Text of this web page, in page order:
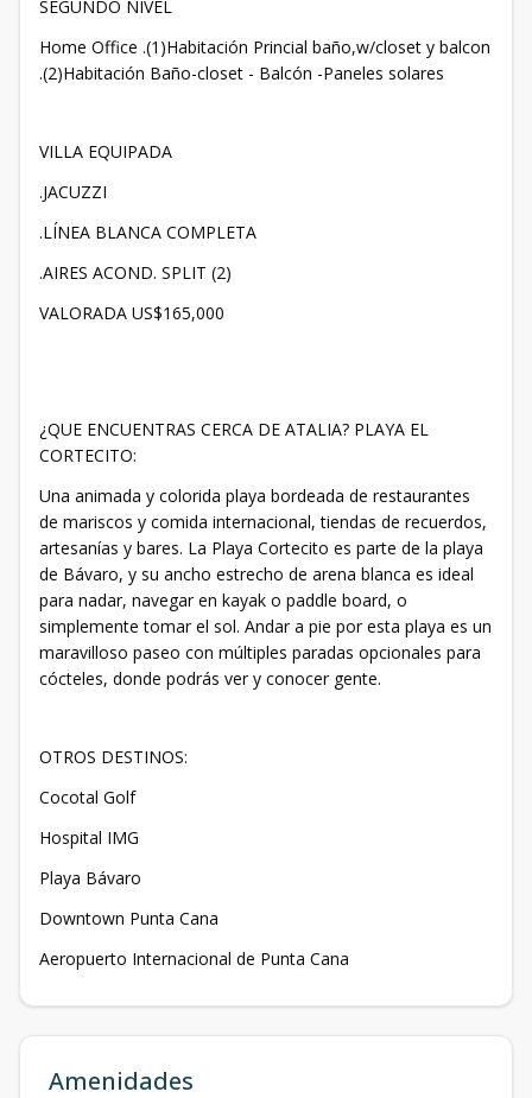
SEGUNDO NIVEL
Home Office .(1)Habitación Princial baño,w/closet y balcon
.(2)Habitación Baño-closet - Balcón -Paneles solares
VILLA EQUIPADA
.JACUZZI
.LÍNEA BLANCA COMPLETA
.AIRES ACOND. SPLIT (2)
VALORADA US$165,000
¿QUE ENCUENTRAS CERCA DE ATALIA? PLAYA EL
CORTECITO:
Una animada y colorida playa bordeada de restaurantes
de mariscos y comida internacional, tiendas de recuerdos,
artesanías y bares. La Playa Cortecito es parte de la playa
de Bávaro, y su ancho estrecho de arena blanca es ideal
para nadar, navegar en kayak o paddle board, o
simplemente tomar el sol. Andar a pie por esta playa es un
maravilloso paseo con múltiples paradas opcionales para
cócteles, donde podrás ver y conocer gente.
OTROS DESTINOS:
Cocotal Golf
Hospital IMG
Playa Bávaro
Downtown Punta Cana
Aeropuerto Internacional de Punta Cana
Amenidades